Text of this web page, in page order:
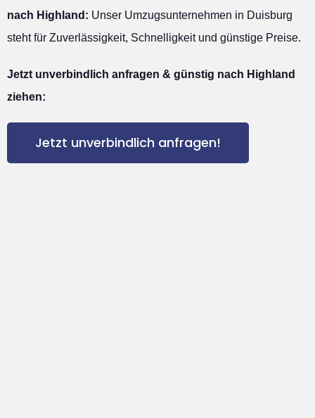
nach Highland: Unser Umzugsunternehmen in Duisburg
steht für Zuverlässigkeit, Schnelligkeit und günstige Preise.
Jetzt unverbindlich anfragen & günstig nach Highland
ziehen:
Jetzt unverbindlich anfragen!